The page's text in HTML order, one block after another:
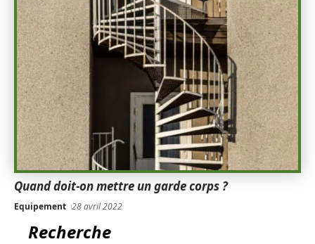
Quand doit-on mettre un garde corps ?
Equipement 28 avril 2022
Recherche